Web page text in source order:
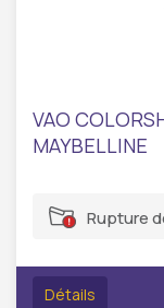
VAO
MAYBELLINE
Rupture
Détails